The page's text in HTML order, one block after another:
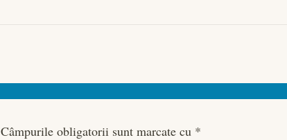
Câmpurile obligatorii sunt marcate cu *